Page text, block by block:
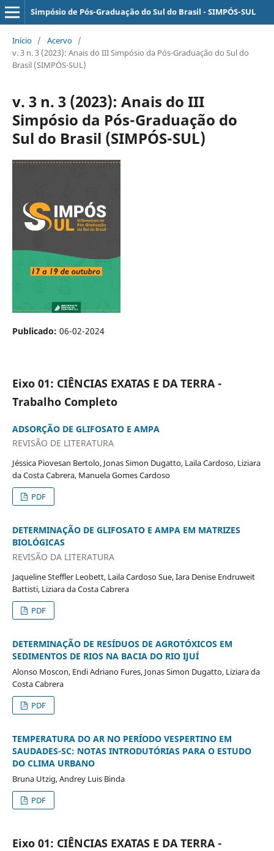
Simpósio de Pós-Graduação do Sul do Brasil - SIMPÓS-SUL
Início / Acervo /
v. 3 n. 3 (2023): Anais do III Simpósio da Pós-Graduação do Sul do
Brasil (SIMPÓS-SUL)
v. 3 n. 3 (2023): Anais do III
Simpósio da Pós-Graduação do
Sul do Brasil (SIMPÓS-SUL)
Publicado: 06-02-2024
Eixo 01: CIÊNCIAS EXATAS E DA TERRA -
Trabalho Completo
ADSORÇÃO DE GLIFOSATO E AMPA
REVISÃO DE LITERATURA
Jéssica Piovesan Bertolo, Jonas Simon Dugatto, Laila Cardoso, Liziara
da Costa Cabrera, Manuela Gomes Cardoso
PDF
DETERMINAÇÃO DE GLIFOSATO E AMPA EM MATRIZES
BIOLÓGICAS
REVISÃO DA LITERATURA
Jaqueline Steffler Leobett, Laila Cardoso Sue, Iara Denise Endruweit
Battisti, Liziara da Costa Cabrera
PDF
DETERMINAÇÃO DE RESÍDUOS DE AGROTÓXICOS EM
SEDIMENTOS DE RIOS NA BACIA DO RIO IJUÍ
Alonso Moscon, Endi Adriano Fures, Jonas Simon Dugatto, Liziara da
Costa Cabrera
PDF
TEMPERATURA DO AR NO PERÍODO VESPERTINO EM
SAUDADES-SC: NOTAS INTRODUTÓRIAS PARA O ESTUDO
DO CLIMA URBANO
Bruna Utzig, Andrey Luis Binda
PDF
Eixo 01: CIÊNCIAS EXATAS E DA TERRA -